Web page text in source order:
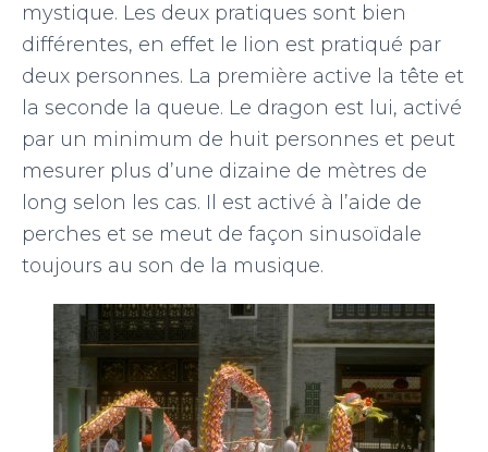
mystique. Les deux pratiques sont bien
différentes, en effet le lion est pratiqué par
deux personnes. La première active la tête et
la seconde la queue. Le dragon est lui, activé
par un minimum de huit personnes et peut
mesurer plus d’une dizaine de mètres de
long selon les cas. Il est activé à l’aide de
perches et se meut de façon sinusoïdale
toujours au son de la musique.